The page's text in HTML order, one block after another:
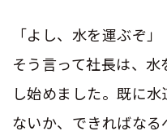
「よし、水を運ぶぞ」
そう言って社長は、
し始めました。既に
ないか、できればなる